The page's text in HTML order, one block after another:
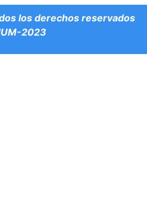
los derechos reservados
2023